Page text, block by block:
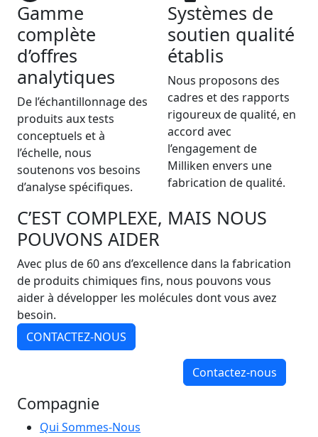
Gamme
complète
d’offres
analytiques
De l’échantillonnage des
produits aux tests
conceptuels et à
l’échelle, nous
soutenons vos besoins
d’analyse spécifiques.
Systèmes de
soutien qualité
établis
Nous proposons des
cadres et des rapports
rigoureux de qualité, en
accord avec
l’engagement de
Milliken envers une
fabrication de qualité.
C’EST COMPLEXE, MAIS NOUS
POUVONS AIDER
Avec plus de 60 ans d’excellence dans la fabrication
de produits chimiques fins, nous pouvons vous
aider à développer les molécules dont vous avez
besoin.
CONTACTEZ-NOUS
Contactez-nous
Compagnie
Qui Sommes-Nous